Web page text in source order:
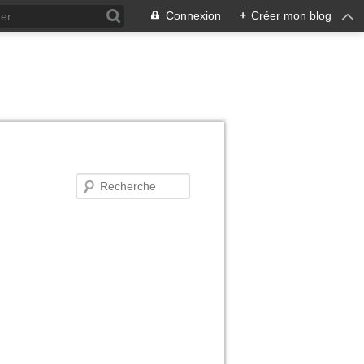
Connexion + Créer mon blog